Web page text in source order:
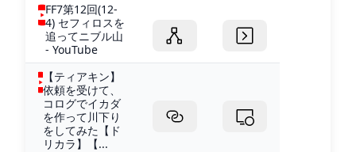
FF7第12回(12-
4) セフィロスを
追ってニブル山
- YouTube
【ティアキン】
依頼を受けて、
コログでイカダ
を作って川下り
をしてみた【ド
リカラ】【...